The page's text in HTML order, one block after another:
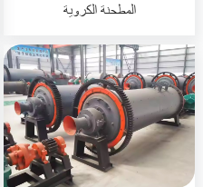
المطحنة الكروية